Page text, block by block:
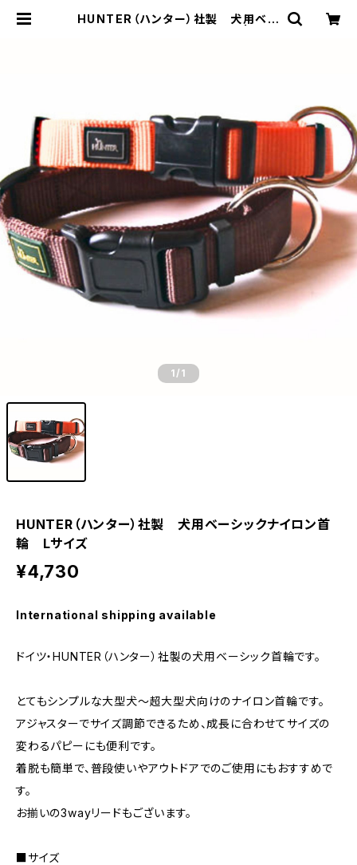
HUNTER（ハンター）社製 犬用ベー
1/1
HUNTER（ハンター）社製 犬用ベーシックナイロン首
輪 Lサイズ
¥4,730
International shipping available
ドイツ・HUNTER（ハンター）社製の犬用ベーシック首輪です。
とてもシンプルな大型犬〜超大型犬向けのナイロン首輪です。
アジャスターでサイズ調節できるため、成長に合わせてサイズの
変わるパピーにも便利です。
着脱も簡単で、普段使いやアウトドアでのご使用にもおすすめで
す。
お揃いの3wayリードもございます。
■サイズ